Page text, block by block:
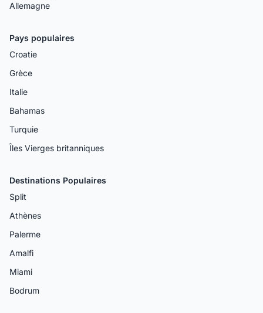
Allemagne
Pays populaires
Croatie
Grèce
Italie
Bahamas
Turquie
Îles Vierges britanniques
Destinations Populaires
Split
Athènes
Palerme
Amalfi
Miami
Bodrum